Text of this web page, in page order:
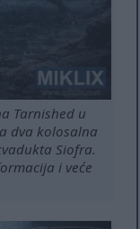
Tarnished u
dva kolosalna
Siofra.
i veće